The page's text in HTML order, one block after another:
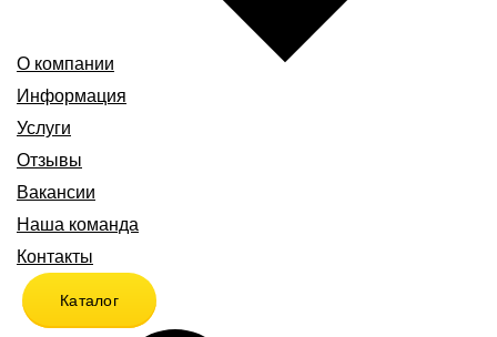
О компании
Информация
Услуги
Отзывы
Вакансии
Наша команда
Контакты
Каталог